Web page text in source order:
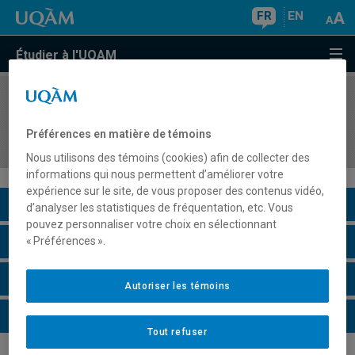
FR EN
Étudier à l'UQAM
COURS//
féministes
Description du cours
Horaire - Été 2026
Horaire - Automne 2026
Horaire - Hiver 2027
Préférences en matière de témoins
Nous utilisons des témoins (cookies) afin de collecter des
informations qui nous permettent d’améliorer votre
expérience sur le site, de vous proposer des contenus vidéo,
d’analyser les statistiques de fréquentation, etc. Vous
pouvez personnaliser votre choix en sélectionnant
« Préférences ».
Tout refuser
Autoriser les témoins